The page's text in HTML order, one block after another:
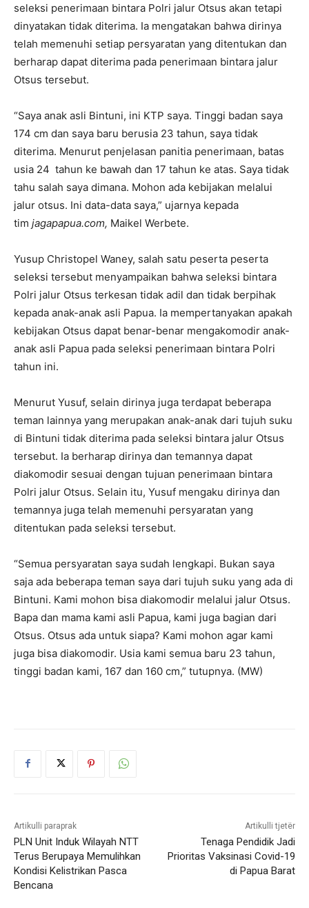
seleksi penerimaan bintara Polri jalur Otsus akan tetapi
dinyatakan tidak diterima. Ia mengatakan bahwa dirinya
telah memenuhi setiap persyaratan yang ditentukan dan
berharap dapat diterima pada penerimaan bintara jalur
Otsus tersebut.
“Saya anak asli Bintuni, ini KTP saya. Tinggi badan saya
174 cm dan saya baru berusia 23 tahun, saya tidak
diterima. Menurut penjelasan panitia penerimaan, batas
usia 24 tahun ke bawah dan 17 tahun ke atas. Saya tidak
tahu salah saya dimana. Mohon ada kebijakan melalui
jalur otsus. Ini data-data saya,” ujarnya kepada
tim jagapapua.com, Maikel Werbete.
Yusup Christopel Waney, salah satu peserta peserta
seleksi tersebut menyampaikan bahwa seleksi bintara
Polri jalur Otsus terkesan tidak adil dan tidak berpihak
kepada anak-anak asli Papua. Ia mempertanyakan apakah
kebijakan Otsus dapat benar-benar mengakomodir anak-
anak asli Papua pada seleksi penerimaan bintara Polri
tahun ini.
Menurut Yusuf, selain dirinya juga terdapat beberapa
teman lainnya yang merupakan anak-anak dari tujuh suku
di Bintuni tidak diterima pada seleksi bintara jalur Otsus
tersebut. Ia berharap dirinya dan temannya dapat
diakomodir sesuai dengan tujuan penerimaan bintara
Polri jalur Otsus. Selain itu, Yusuf mengaku dirinya dan
temannya juga telah memenuhi persyaratan yang
ditentukan pada seleksi tersebut.
“Semua persyaratan saya sudah lengkapi. Bukan saya
saja ada beberapa teman saya dari tujuh suku yang ada di
Bintuni. Kami mohon bisa diakomodir melalui jalur Otsus.
Bapa dan mama kami asli Papua, kami juga bagian dari
Otsus. Otsus ada untuk siapa? Kami mohon agar kami
juga bisa diakomodir. Usia kami semua baru 23 tahun,
tinggi badan kami, 167 dan 160 cm,” tutupnya. (MW)
Artikulli paraprak
PLN Unit Induk Wilayah NTT
Terus Berupaya Memulihkan
Kondisi Kelistrikan Pasca
Bencana
Artikulli tjetër
Tenaga Pendidik Jadi
Prioritas Vaksinasi Covid-19
di Papua Barat